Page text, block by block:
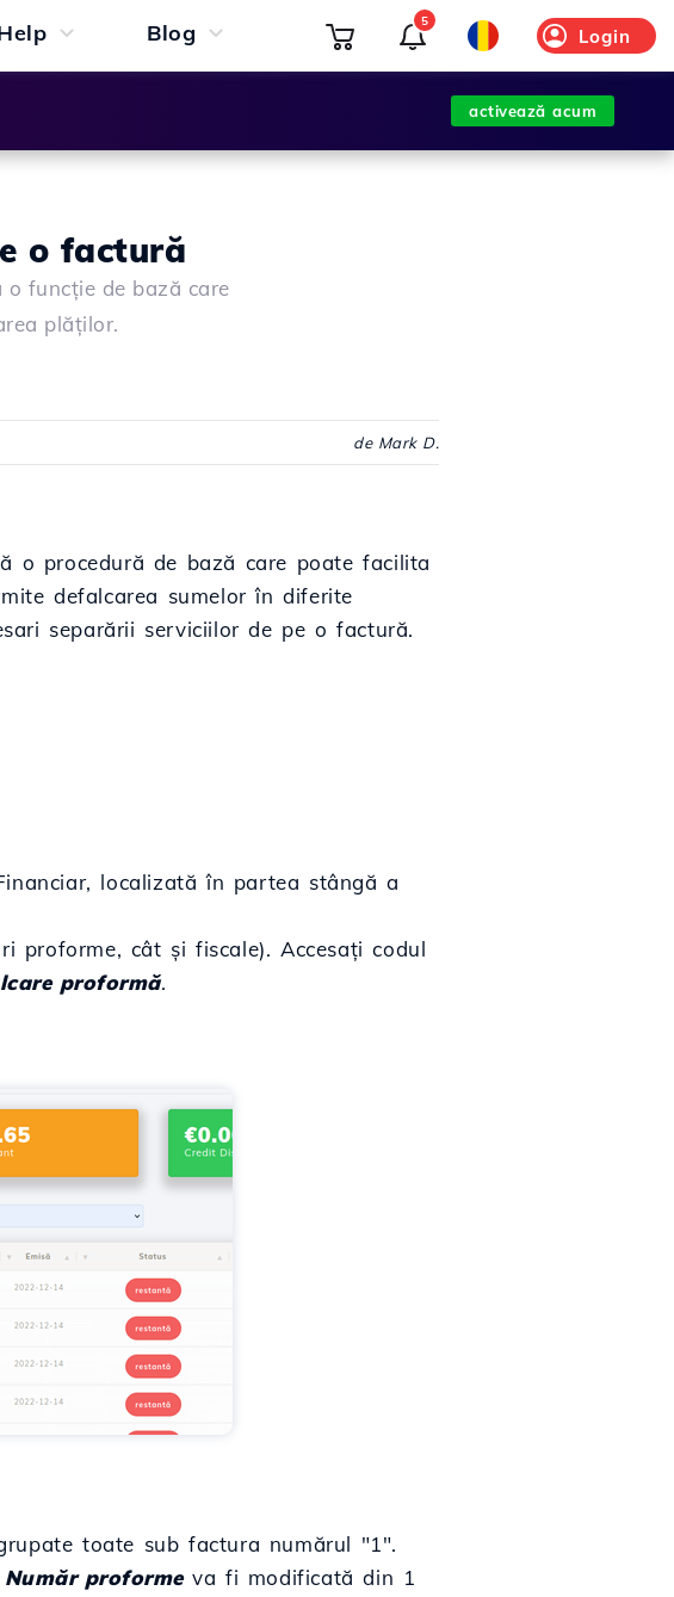
Blog Login
5
activează acum
o factură
funcție de bază care
plăților.
de Mark D.
o procedură de bază care poate facilita
defalcarea sumelor în diferite
separării serviciilor de pe o factură.
localizată în partea stângă a
proforme, cât și fiscale). Accesați codul
proformă.
toate sub factura numărul "1".
Număr proformeva fi modificată din 1